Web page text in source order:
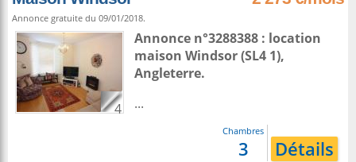
Annonce gratuite du 09/01/2018.
4
Annonce n°3288388 : location
maison Windsor(SL4 1),
Angleterre.
...
Chambres
3 Détails